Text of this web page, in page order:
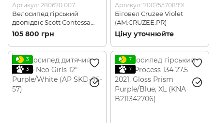
Артикул: 280670.007
Велосипед гірський
двопідвіс Scott Contessa
Spark 930 TW 2021, M, 29"
(280670.007)
105 800 грн
Артикул: 700755708991
Біговел Cruzee Violet
(AM.CRUZEE.PR)
Ціну уточнюйте
3
3
7
7